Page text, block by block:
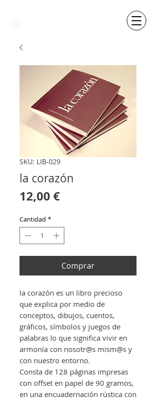
SKU: LIB-029
la corazón
12,00 €Precio
Cantidad *
Comprar
la corazón es un libro precioso
que explica por medio de
conceptos, dibujos, cuentos,
gráficos, símbolos y juegos de
palabras lo que significa vivir en
armonía con nosotr@s mism@s y
con nuestro entorno.
Consta de 128 páginas impresas
con offset en papel de 90 gramos,
en una encuadernación rústica con